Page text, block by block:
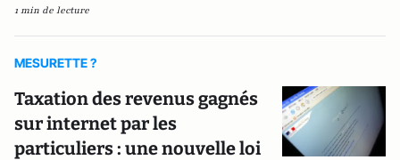
1 min de lecture
MESURETTE ?
Taxation des revenus gagnés
sur internet par les
particuliers : une nouvelle loi